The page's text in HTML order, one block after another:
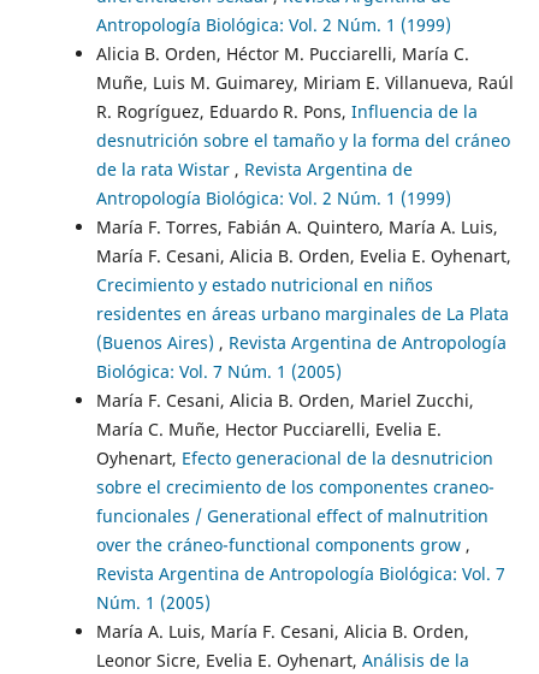
Antropología Biológica: Vol. 2 Núm. 1 (1999)
Alicia B. Orden, Héctor M. Pucciarelli, María C.
Muñe, Luis M. Guimarey, Miriam E. Villanueva, Raúl
R. Rogríguez, Eduardo R. Pons, Influencia de la
desnutrición sobre el tamaño y la forma del cráneo
de la rata Wistar , Revista Argentina de
Antropología Biológica: Vol. 2 Núm. 1 (1999)
María F. Torres, Fabián A. Quintero, María A. Luis,
María F. Cesani, Alicia B. Orden, Evelia E. Oyhenart,
Crecimiento y estado nutricional en niños
residentes en áreas urbano marginales de La Plata
(Buenos Aires) , Revista Argentina de Antropología
Biológica: Vol. 7 Núm. 1 (2005)
María F. Cesani, Alicia B. Orden, Mariel Zucchi,
María C. Muñe, Hector Pucciarelli, Evelia E.
Oyhenart, Efecto generacional de la desnutricion
sobre el crecimiento de los componentes craneo-
funcionales / Generational effect of malnutrition
over the cráneo-functional components grow ,
Revista Argentina de Antropología Biológica: Vol. 7
Núm. 1 (2005)
María A. Luis, María F. Cesani, Alicia B. Orden,
Leonor Sicre, Evelia E. Oyhenart, Análisis de la